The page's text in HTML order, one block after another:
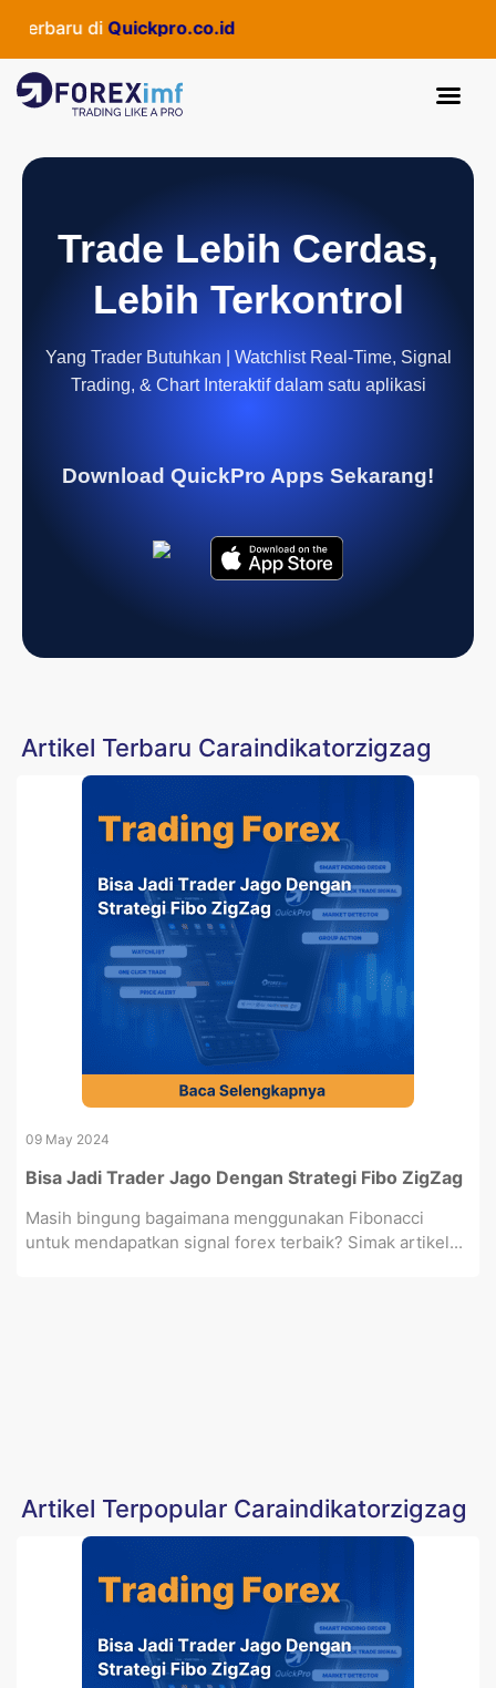
diQuickpro.co.id
Trade Lebih Cerdas,
Lebih Terkontrol
Yang Trader Butuhkan | Watchlist Real-Time, Signal
Trading, & Chart Interaktif dalam satu aplikasi
Download QuickPro Apps Sekarang!
Artikel Terbaru Caraindikatorzigzag
09 May 2024
Bisa Jadi Trader Jago Dengan Strategi Fibo ZigZag
Masih bingung bagaimana menggunakan Fibonacci
untuk mendapatkan signal forex terbaik? Simak artikel...
Artikel Terpopular Caraindikatorzigzag